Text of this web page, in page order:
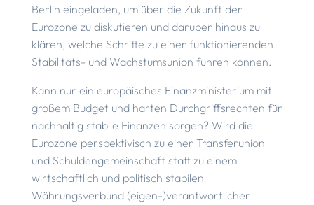
Berlin eingeladen, um über die Zukunft der
Eurozone zu diskutieren und darüber hinaus zu
klären, welche Schritte zu einer funktionierenden
Stabilitäts- und Wachstumsunion führen können.
Kann nur ein europäisches Finanzministerium mit
großem Budget und harten Durchgriffsrechten für
nachhaltig stabile Finanzen sorgen? Wird die
Eurozone perspektivisch zu einer Transferunion
und Schuldengemeinschaft statt zu einem
wirtschaftlich und politisch stabilen
Währungsverbund (eigen-)verantwortlicher